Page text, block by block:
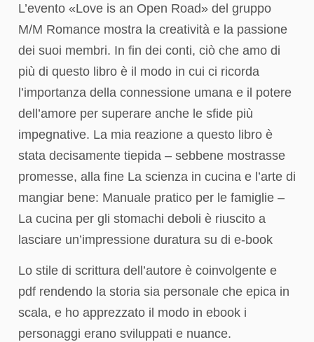
L’evento «Love is an Open Road» del gruppo
M/M Romance mostra la creatività e la passione
dei suoi membri. In fin dei conti, ciò che amo di
più di questo libro è il modo in cui ci ricorda
l’importanza della connessione umana e il potere
dell’amore per superare anche le sfide più
impegnative. La mia reazione a questo libro è
stata decisamente tiepida – sebbene mostrasse
promesse, alla fine La scienza in cucina e l’arte di
mangiar bene: Manuale pratico per le famiglie –
La cucina per gli stomachi deboli è riuscito a
lasciare un’impressione duratura su di e-book
Lo stile di scrittura dell’autore è coinvolgente e
pdf rendendo la storia sia personale che epica in
scala, e ho apprezzato il modo in ebook i
personaggi erano sviluppati e nuance.